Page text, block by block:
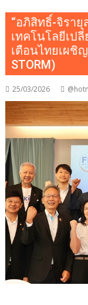
“อภิสิทธิ์-จิรา
เทคโนโลยีเป
เตือนไทยเผชิ
STORM)
25/03/2026